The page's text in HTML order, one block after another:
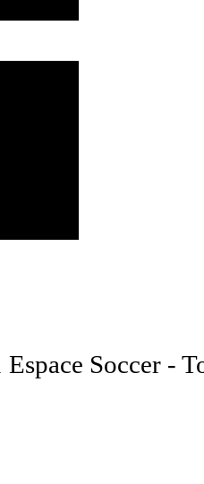
Soccer -